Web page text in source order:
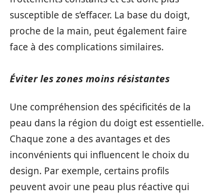
susceptible de s’effacer. La base du doigt,
proche de la main, peut également faire
face à des complications similaires.
Éviter les zones moins résistantes
Une compréhension des spécificités de la
peau dans la région du doigt est essentielle.
Chaque zone a des avantages et des
inconvénients qui influencent le choix du
design. Par exemple, certains profils
peuvent avoir une peau plus réactive qui